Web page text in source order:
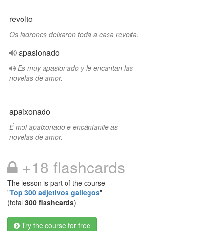
revolto
Os ladrones deixaron toda a casa revolta.
apasionado
Es muy apasionado y le encantan las
novelas de amor.
apaixonado
É moi apaixonado e encántanlle as
novelas de amor.
+18 flashcards
The lesson is part of the course
"Top 300 adjetivos gallegos"
(total 300 flashcards)
Try the course for free